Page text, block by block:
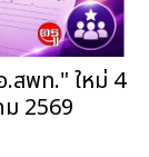
สพท." ใหม่ 4
2569